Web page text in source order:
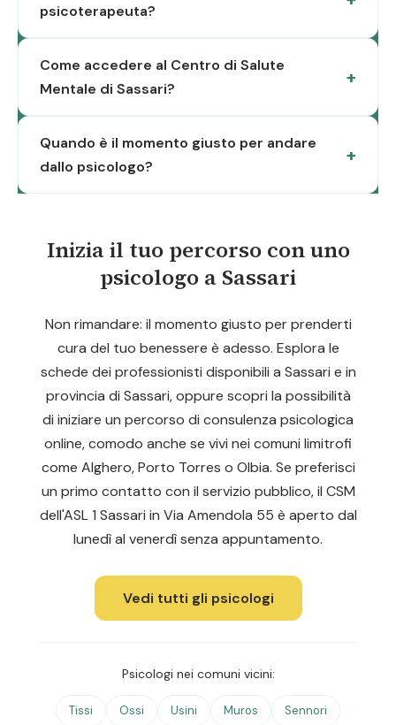
psicoterapeuta?
Come accedere al Centro di Salute
Mentale di Sassari?
Quando è il momento giusto per andare
dallo psicologo?
Inizia il tuo percorso con uno
psicologo a Sassari
Non rimandare: il momento giusto per prenderti
cura del tuo benessere è adesso. Esplora le
schede dei professionisti disponibili a Sassari e in
provincia di Sassari, oppure scopri la possibilità
di iniziare un percorso di consulenza psicologica
online, comodo anche se vivi nei comuni limitrofi
come Alghero, Porto Torres o Olbia. Se preferisci
un primo contatto con il servizio pubblico, il CSM
dell'ASL 1 Sassari in Via Amendola 55 è aperto dal
lunedì al venerdì senza appuntamento.
Vedi tutti gli psicologi
Psicologi nei comuni vicini:
Tissi Ossi Usini Muros Sennori